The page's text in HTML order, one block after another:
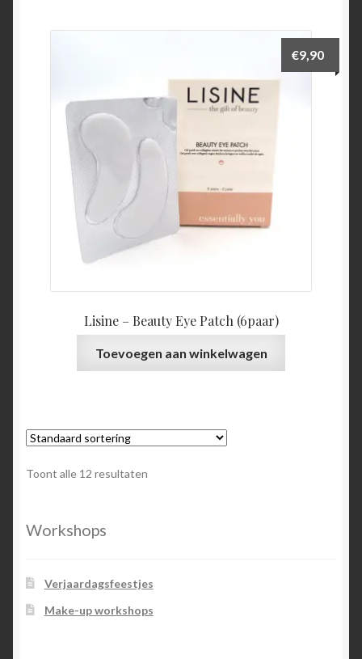
Lisine – Beauty Eye Patch (6paar)
€9,90
Toevoegen aan winkelwagen
Toont alle 12 resultaten
Workshops
Verjaardagsfeestjes
Make-up workshops